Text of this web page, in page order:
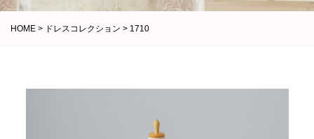
HOME > ドレスコレクション > 1710